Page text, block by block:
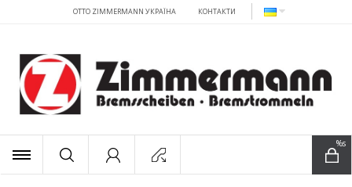
OTTO ZIMMERMANN УКРАЇНА КОНТАКТИ
%s